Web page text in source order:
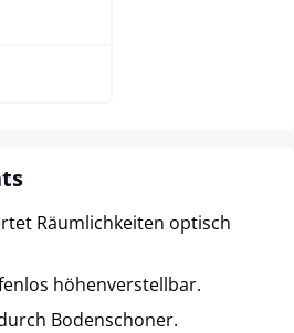
Räumlichkeiten optisch
höhenverstellbar.
Bodenschoner.